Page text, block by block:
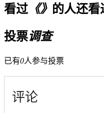
看过《》 的人还看
投票调查
已有0人参与投票
评论